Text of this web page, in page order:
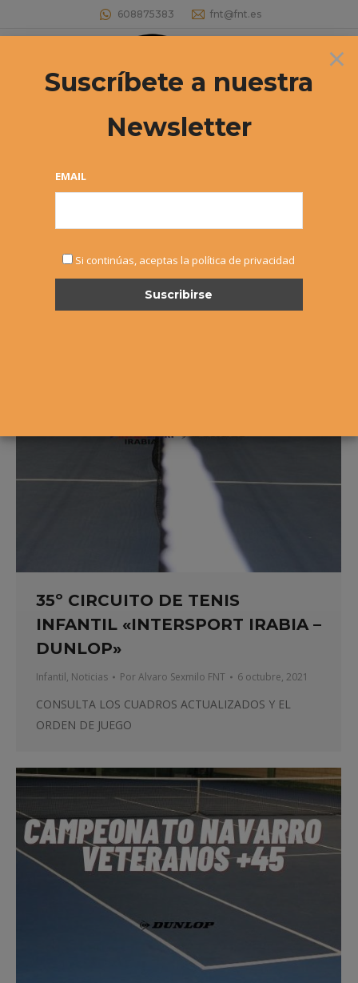
608875383 fnt@fnt.es
Buscar:
Archivos diarios: 6 octubre, 2021
35º CIRCUITO DE TENIS
INFANTIL «INTERSPORT IRABIA –
DUNLOP»
Infantil, Noticias PorAlvaro Sexmilo FNT 6 octubre, 2021
CONSULTA LOS CUADROS ACTUALIZADOS Y EL
ORDEN DE JUEGO
×
Suscríbete a nuestra
Newsletter
EMAIL
Si continúas, aceptas la política de privacidad